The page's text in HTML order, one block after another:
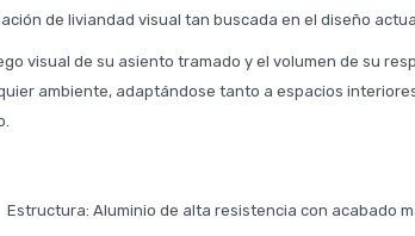
de liviandad visual tan buscada en el diseño
visual de su asiento tramado y el volumen de su
ambiente, adaptándose tanto a espacios
Estructura: Aluminio de alta resistencia con acabado